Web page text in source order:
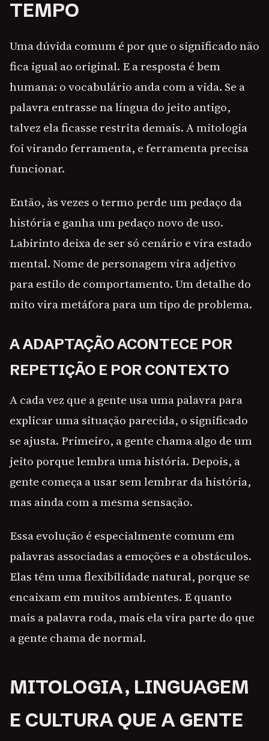
TEMPO
Uma dúvida comum é por que o significado não
fica igual ao original. E a resposta é bem
humana: o vocabulário anda com a vida. Se a
palavra entrasse na língua do jeito antigo,
talvez ela ficasse restrita demais. A mitologia
foi virando ferramenta, e ferramenta precisa
funcionar.
Então, às vezes o termo perde um pedaço da
história e ganha um pedaço novo de uso.
Labirinto deixa de ser só cenário e vira estado
mental. Nome de personagem vira adjetivo
para estilo de comportamento. Um detalhe do
mito vira metáfora para um tipo de problema.
A ADAPTAÇÃO ACONTECE POR
REPETIÇÃO E POR CONTEXTO
A cada vez que a gente usa uma palavra para
explicar uma situação parecida, o significado
se ajusta. Primeiro, a gente chama algo de um
jeito porque lembra uma história. Depois, a
gente começa a usar sem lembrar da história,
mas ainda com a mesma sensação.
Essa evolução é especialmente comum em
palavras associadas a emoções e a obstáculos.
Elas têm uma flexibilidade natural, porque se
encaixam em muitos ambientes. E quanto
mais a palavra roda, mais ela vira parte do que
a gente chama de normal.
MITOLOGIA, LINGUAGEM
E CULTURA QUE A GENTE